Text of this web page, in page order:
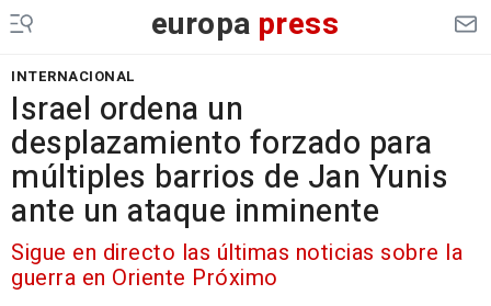
europa press
INTERNACIONAL
Israel ordena un
desplazamiento forzado para
múltiples barrios de Jan Yunis
ante un ataque inminente
Sigue en directo las últimas noticias sobre la
guerra en Oriente Próximo